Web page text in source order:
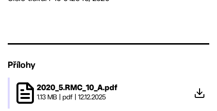
Přílohy
2020_5.RMC_10_A.pdf
1.13 MB pdf 12.12.2025